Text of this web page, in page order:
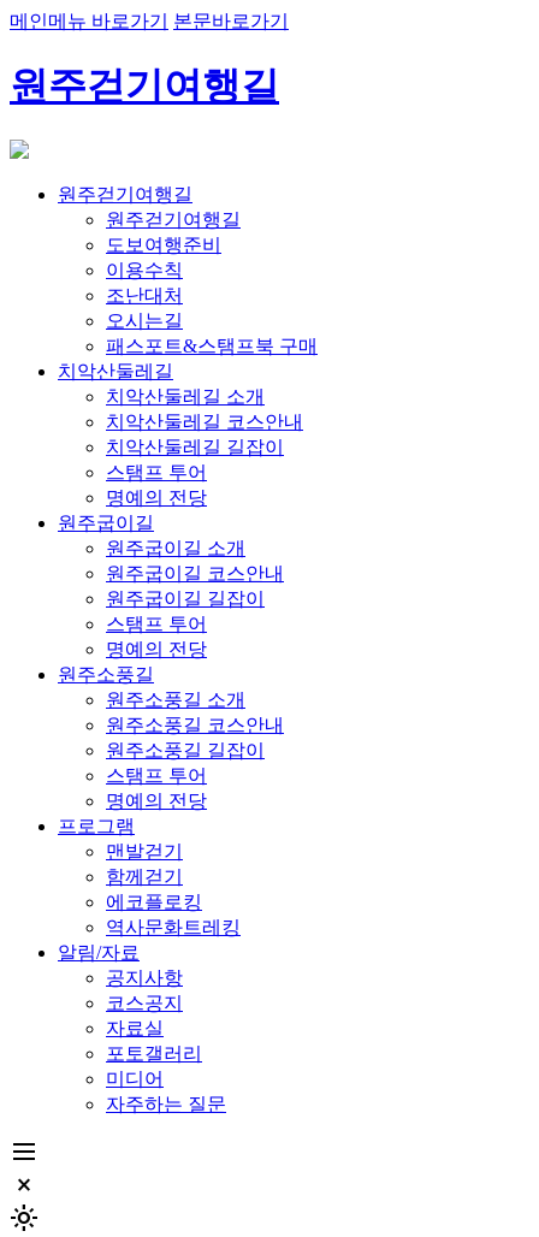
메인메뉴 바로가기 본문바로가기
원주걷기여행길
원주걷기여행길
원주걷기여행길
도보여행준비
이용수칙
조난대처
오시는길
패스포트&스탬프북 구매
치악산둘레길
치악산둘레길 소개
치악산둘레길 코스안내
치악산둘레길 길잡이
스탬프 투어
명예의 전당
원주굽이길
원주굽이길 소개
원주굽이길 코스안내
원주굽이길 길잡이
스탬프 투어
명예의 전당
원주소풍길
원주소풍길 소개
원주소풍길 코스안내
원주소풍길 길잡이
스탬프 투어
명예의 전당
프로그램
맨발걷기
함께걷기
에코플로킹
역사문화트레킹
알림/자료
공지사항
코스공지
자료실
포토갤러리
미디어
자주하는 질문
dehaze
close_small
light_mode